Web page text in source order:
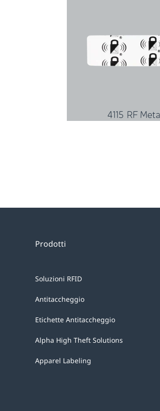
Prodotti
Soluzioni RFID
Antitaccheggio
Etichette Antitaccheggio
Alpha High Theft Solutions
Apparel Labeling